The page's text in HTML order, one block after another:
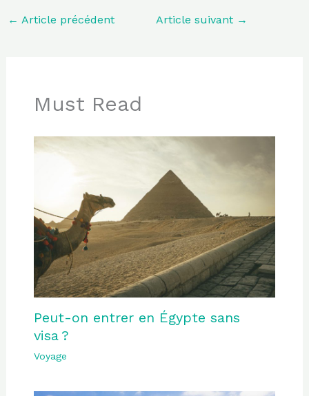
← Article précédent Article suivant →
Must Read
Peut-on entrer en Égypte sans
visa ?
Voyage